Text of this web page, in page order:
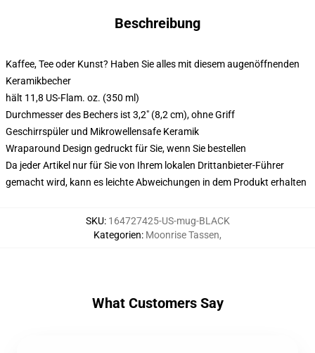
Beschreibung
Kaffee, Tee oder Kunst? Haben Sie alles mit diesem augenöffnenden
Keramikbecher
hält 11,8 US-Flam. oz. (350 ml)
Durchmesser des Bechers ist 3,2" (8,2 cm), ohne Griff
Geschirrspüler und Mikrowellensafe Keramik
Wraparound Design gedruckt für Sie, wenn Sie bestellen
Da jeder Artikel nur für Sie von Ihrem lokalen Drittanbieter-Führer
gemacht wird, kann es leichte Abweichungen in dem Produkt erhalten
SKU: 164727425-US-mug-BLACK
Kategorien: Moonrise Tassen,
What Customers Say